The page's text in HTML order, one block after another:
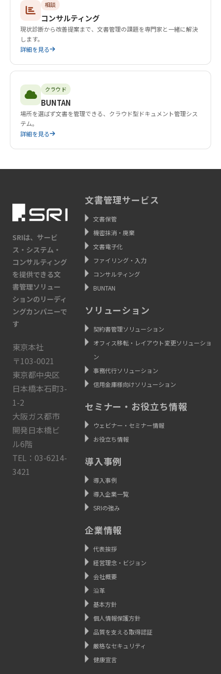
相談
コンサルティング
現状診断から改善提案まで、文書管理の課題を専門家と一緒に解決
します。
詳細を見る
クラウド
BUNTAN
場所を選ばず文書を管理できる、クラウド型ドキュメント管理シス
テム。
詳細を見る
SRIは、サービ
ス・システム・
コンサルティング
を提供できる文
書管理ソリュー
ションのリーディ
ングカンパニーで
す
東京本社
〒103-0021
東京都中央区
日本橋本石町3-
1-2
大阪ガス都市
開発日本橋ビ
ル6階
TEL：03-6214-
3421
文書管理サービス
文書保管
機密抹消・廃棄
文書電子化
ファイリング・入力
コンサルティング
BUNTAN
ソリューション
契約書管理ソリューション
オフィス移転・レイアウト変更ソリューショ
ン
事務代行ソリューション
信用金庫様向けソリューション
セミナー・お役立ち情報
ウェビナー・セミナー情報
お役立ち情報
導入事例
導入事例
導入企業一覧
SRIの強み
企業情報
代表挨拶
経営理念・ビジョン
会社概要
沿革
基本方針
個人情報保護方針
品質を支える取得認証
厳格なセキュリティ
健康宣言